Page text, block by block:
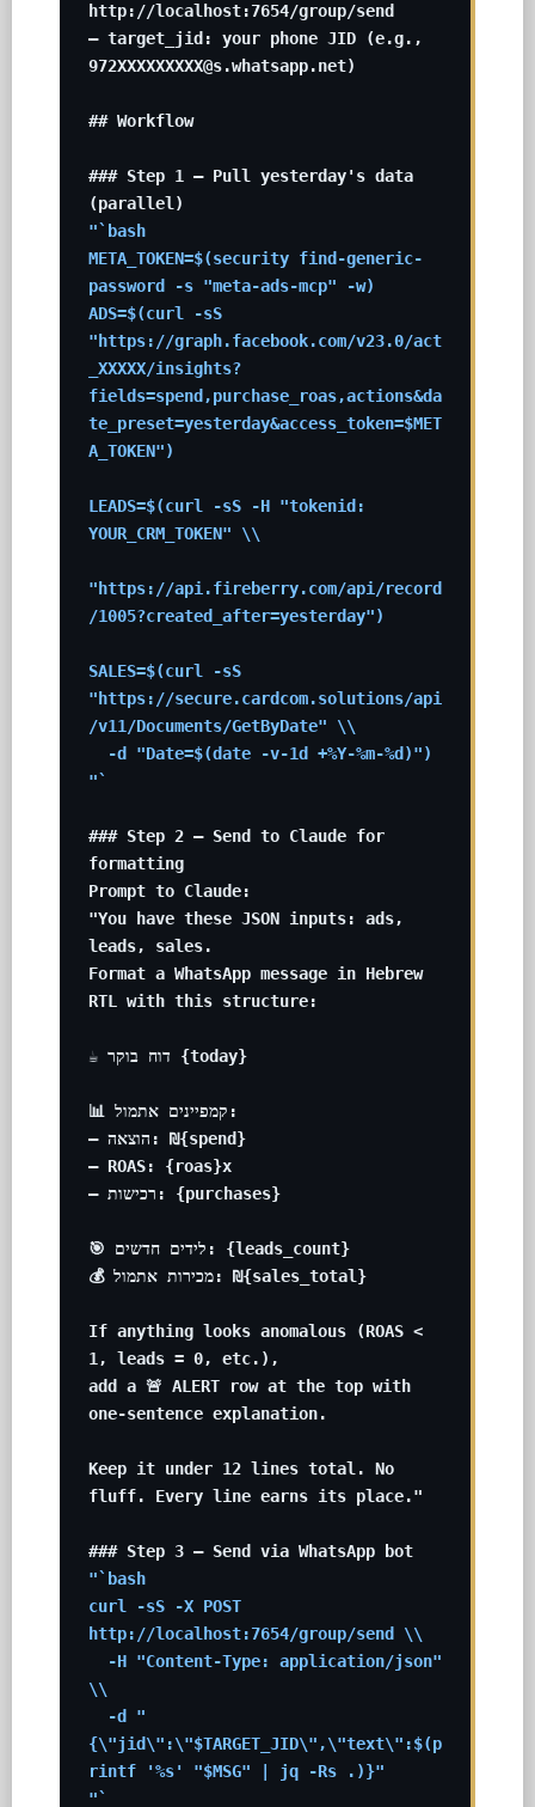
http://localhost:7654/group/send
– target_jid: your phone JID (e.g.,
972XXXXXXXXX@s.whatsapp.net)
## Workflow
### Step 1 — Pull yesterday's data
"`bash
META_TOKEN=$(security find-generic-
password -s "meta-ads-mcp" -w)
ADS=$(curl -sS
"https://graph.facebook.com/v23.0/act
_XXXXX/insights?
fields=spend,purchase_roas,actions&da
te_preset=yesterday&access_token=$MET
A_TOKEN")
LEADS=$(curl -sS -H "tokenid:
YOUR_CRM_TOKEN" \\
"https://api.fireberry.com/api/record
/1005?created_after=yesterday")
SALES=$(curl -sS
"https://secure.cardcom.solutions/api
/v11/Documents/GetByDate" \\
"`
### Step 2 — Send to Claude for
formatting
Prompt to Claude:
"You have these JSON inputs: ads,
leads, sales.
Format a WhatsApp message in Hebrew
RTL with this structure:
☕ דוח בוקר {today}
📊 קמפיינים אתמול:
– הוצאה: ₪{spend}
– ROAS: {roas}x
– רכישות: {purchases}
🎯 לידים חדשים: {leads_count}
💰 מכירות אתמול: ₪{sales_total}
If anything looks anomalous (ROAS <
1, leads = 0, etc.),
add a 🚨 ALERT row at the top with
one-sentence explanation.
Keep it under 12 lines total. No
fluff. Every line earns its place."
"`bash
curl -sS -X POST
http://localhost:7654/group/send \\
\\
{\"jid\":\"$TARGET_JID\",\"text\":$(p
rintf '%s' "$MSG" | jq -Rs .)}"
"`